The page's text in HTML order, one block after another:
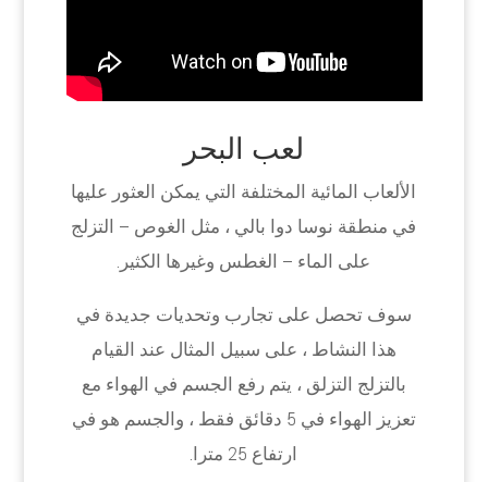
لعب البحر
الألعاب المائية المختلفة التي يمكن العثور عليها
في منطقة نوسا دوا بالي ، مثل الغوص – التزلج
على الماء – الغطس وغيرها الكثير.
سوف تحصل على تجارب وتحديات جديدة في
هذا النشاط ، على سبيل المثال عند القيام
بالتزلج التزلق ، يتم رفع الجسم في الهواء مع
تعزيز الهواء في 5 دقائق فقط ، والجسم هو في
ارتفاع 25 مترا.